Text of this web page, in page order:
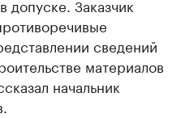
допуске. Заказчик
сведений
материалов
начальник